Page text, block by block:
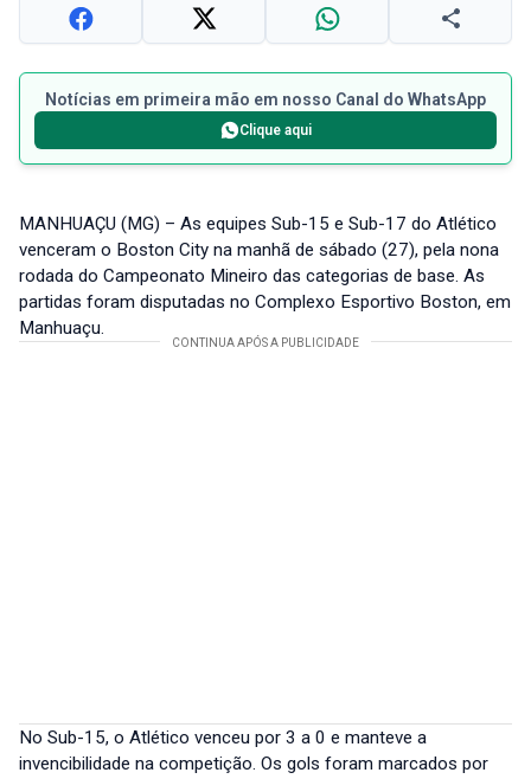
Notícias em primeira mão em nosso Canal do WhatsApp
Clique aqui
MANHUAÇU (MG) – As equipes Sub-15 e Sub-17 do Atlético
venceram o Boston City na manhã de sábado (27), pela nona
rodada do Campeonato Mineiro das categorias de base. As
partidas foram disputadas no Complexo Esportivo Boston, em
Manhuaçu.
No Sub-15, o Atlético venceu por 3 a 0 e manteve a
invencibilidade na competição. Os gols foram marcados por